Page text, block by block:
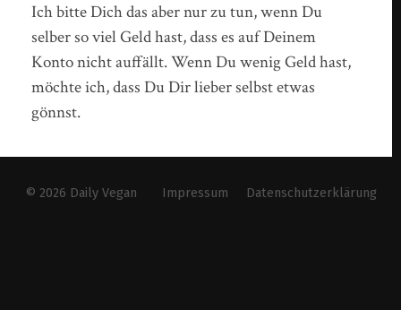
Ich bitte Dich das aber nur zu tun, wenn Du
selber so viel Geld hast, dass es auf Deinem
Konto nicht auffällt. Wenn Du wenig Geld hast,
möchte ich, dass Du Dir lieber selbst etwas
gönnst.
© 2026 Daily Vegan Impressum Datenschutzerklärung